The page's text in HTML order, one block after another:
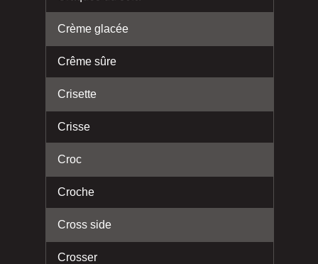
Crème glacée
Crême sûre
Crisette
Crisse
Croc
Croche
Cross side
Crosser